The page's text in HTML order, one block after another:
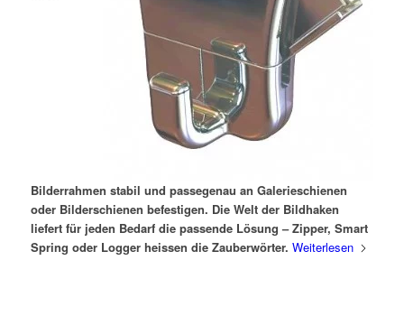
Bilderrahmen stabil und passegenau an Galerieschienen
oder Bilderschienen befestigen. Die Welt der Bildhaken
liefert für jeden Bedarf die passende Lösung – Zipper, Smart
Spring oder Logger heissen die Zauberwörter. Weiterlesen